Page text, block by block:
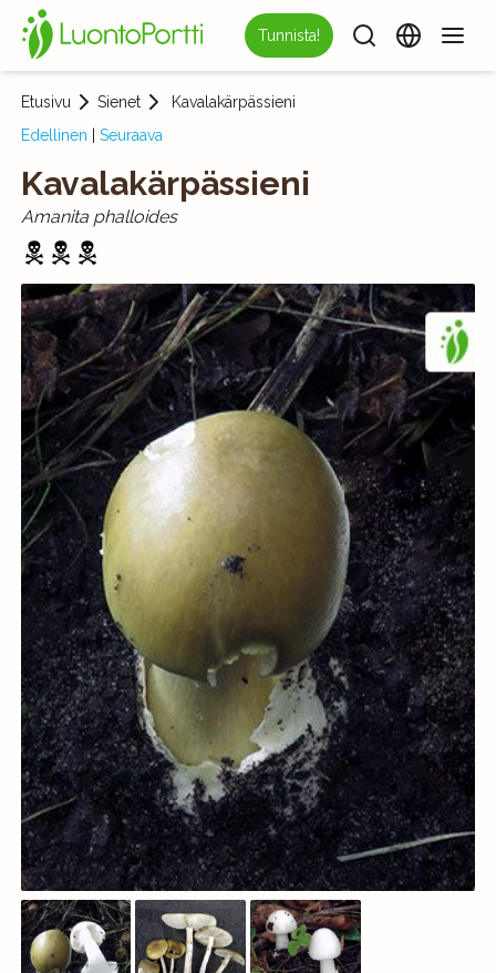
Tunnista!
Etusivu Sienet
Kavalakärpässieni
Edellinen
Seuraava
Kavalakärpässieni
Amanita phalloides